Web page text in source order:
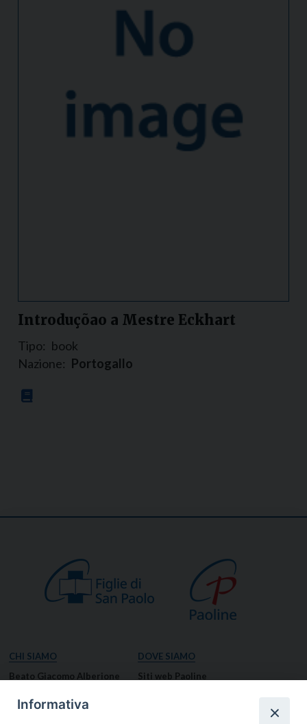
Introduçõao a Mestre Eckhart
Tipo: book
Nazione: Portogallo
CHI SIAMO
Beato Giacomo Alberione
DOVE SIAMO
Siti web Paoline
Informativa